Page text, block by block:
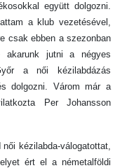
együtt dolgozni.
a klub vezetésével,
csak ebben a szezonban
akarunk jutni a négyes
a női kézilabdázás
dolgozni. Várom már a
Per Johansson
kézilabda-válogatottat,
ért el a németalföldi